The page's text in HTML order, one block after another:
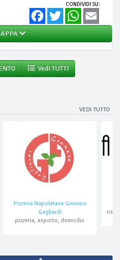
CONDIVIDI SU:
FacebookTwitter WhatsApp
Vedi TUTTI
VEDI TUTTO
Pizzeria Napoletana Gennaro
Gagliardi
pizzeria, asporto, domicilio